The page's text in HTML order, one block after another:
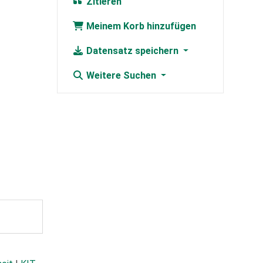
Meinem Korb hinzufügen
Datensatz speichern
Weitere Suchen